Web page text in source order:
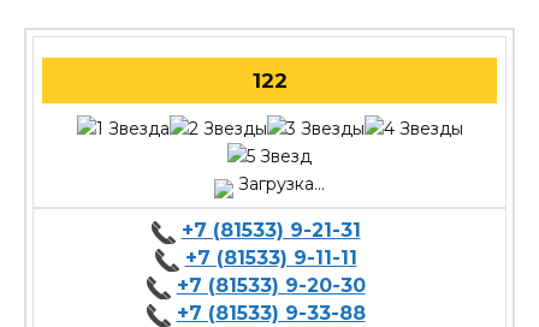
122
Загрузка...
+7 (81533) 9-21-31
+7 (81533) 9-11-11
+7 (81533) 9-20-30
+7 (81533) 9-33-88